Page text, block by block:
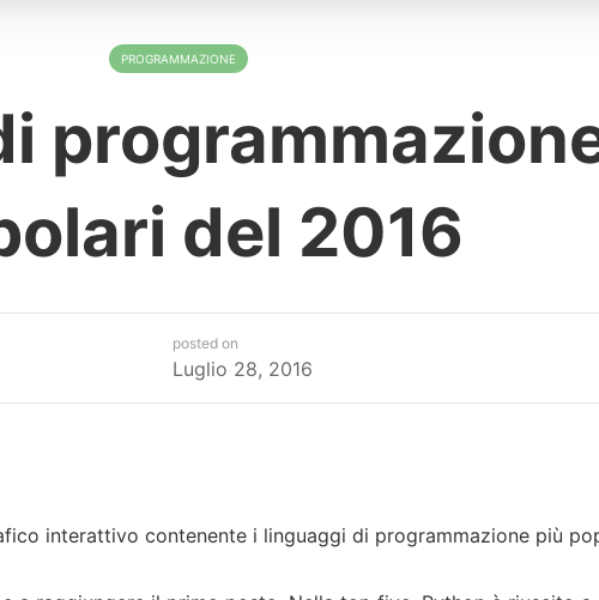
PROGRAMMAZIONE
del 2016
posted on
Luglio 28, 2016
interattivo contenente i linguaggi di programmazione più